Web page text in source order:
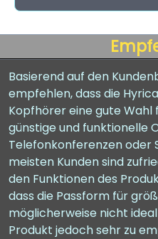
Basierend auf den
empfehlen, dass die
Kopfhörer eine gute Wahl
günstige und funktionelle
Telefonkonferenzen oder
meisten Kunden sind
den Funktionen des
dass die Passform für
möglicherweise nicht
Produkt jedoch sehr zu